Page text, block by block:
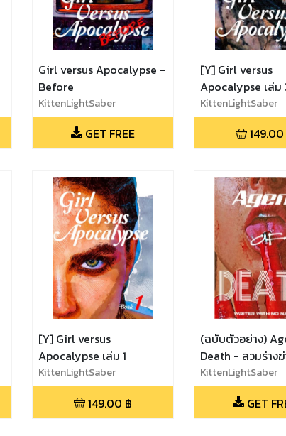
Girl versus Apocalypse -
Before
KittenLightSaber
GET FREE
[Y] Girl versus
Apocalypse เล่ม
KittenLightSaber
149.00
[Y] Girl versus
Apocalypse เล่ม 1
KittenLightSaber
149.00 ฿
(ฉบับตัวอย่าง)
Death - สวมร่าง
KittenLightSaber
GET